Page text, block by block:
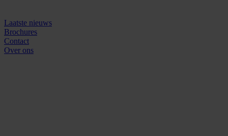
Laatste nieuws
Brochures
Contact
Over ons